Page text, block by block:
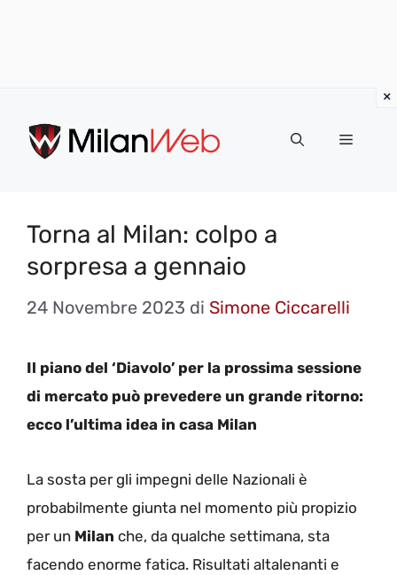
contenuto
MENU
Torna al Milan: colpo a
sorpresa a gennaio
24 Novembre 2023 di Simone Ciccarelli
Il piano del ‘Diavolo’ per la prossima sessione
di mercato può prevedere un grande ritorno:
ecco l’ultima idea in casa Milan
La sosta per gli impegni delle Nazionali è
probabilmente giunta nel momento più propizio
per un Milan che, da qualche settimana, sta
facendo enorme fatica. Risultati altalenanti e